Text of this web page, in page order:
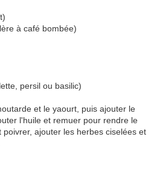
à café bombée)
persil ou basilic)
et le yaourt, puis ajouter le
l'huile et remuer pour rendre le
ajouter les herbes ciselées et